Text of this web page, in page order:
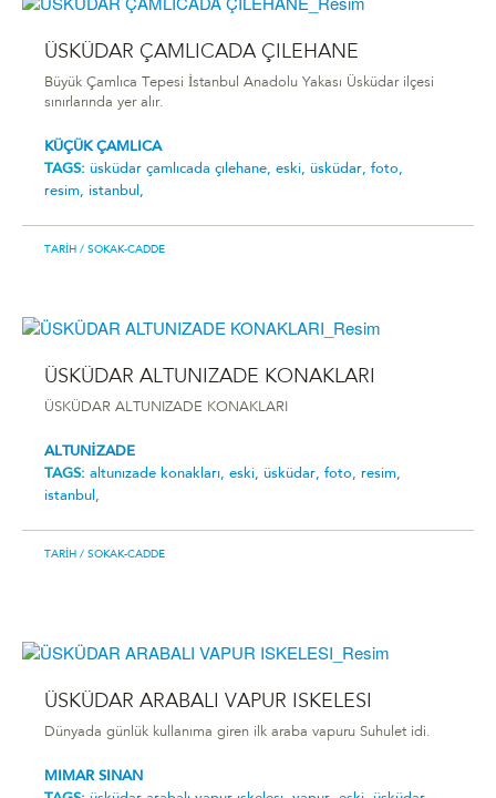
ÜSKÜDAR ÇAMLICADA ÇILEHANE
Büyük Çamlıca Tepesi İstanbul Anadolu Yakası Üsküdar ilçesi
sınırlarında yer alır.
KÜÇÜK ÇAMLICA
TAGS: üsküdar çamlicada çilehane, eski, üsküdar, foto,
resim, istanbul,
TARIH / SOKAK-CADDE
ÜSKÜDAR ALTUNIZADE KONAKLARI
ÜSKÜDAR ALTUNIZADE KONAKLARI
ALTUNİZADE
TAGS: altunizade konaklari, eski, üsküdar, foto, resim,
istanbul,
TARIH / SOKAK-CADDE
ÜSKÜDAR ARABALI VAPUR ISKELESI
Dünyada günlük kullanıma giren ilk araba vapuru Suhulet idi.
MIMAR SINAN